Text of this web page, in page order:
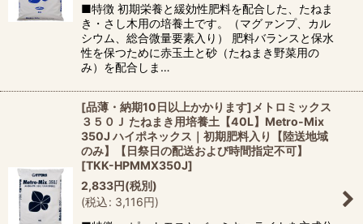
■特徴 初期栄養と緩効性肥料を配合した、たねま
き・さし木用の培養土です。（マグァンプ、カル
シウム、総合微量要素入り） 肥料バランスと保水
性を保つために赤玉土と砂（たねまき野菜用の
み）を配合しま…
[品薄・納期10日以上かかります]メトロミックス
３５０Ｊ たねまき用培養土【40L】Metro-Mix
350J ハイポネックス｜初期肥料入り【陸送地域
のみ】【日祭日の配送および時間指定不可】
[TKK-HPMMX350J]
2,833円(税別)
(税込: 3,116円)